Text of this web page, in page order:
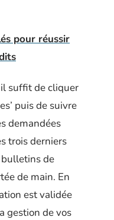
pour réussir
suffit de cliquer
puis de suivre
demandées
trois derniers
bulletins de
de main. En
est validée
gestion de vos